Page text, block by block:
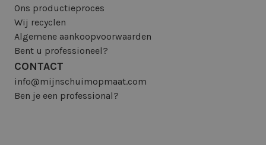
Ons productieproces
Wij recyclen
Algemene aankoopvoorwaarden
Bent u professioneel?
CONTACT
info@mijnschuimopmaat.com
Ben je een professional?